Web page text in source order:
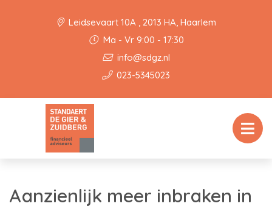
Leidsevaart 10A , 2013 HA, Haarlem
Ma - Vr 9:00 - 17:30
info@sdgz.nl
023-5345023
Aanzienlijk meer inbraken in